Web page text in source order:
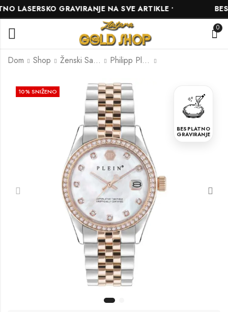
GRAVIRANJE NA SVE ARTIKLE •
0
Dom Shop Ženski Satovi Philipp Plein
PWDAA0721
KM
PWPOA062
KM
1,045.00KM
10% SNIŽENO
BESPLATNO
GRAVIRANJE